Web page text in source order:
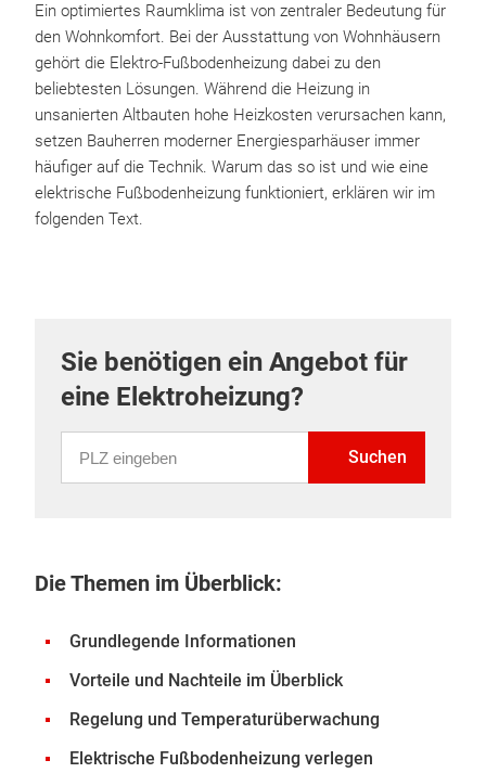
Ein optimiertes Raumklima ist von zentraler Bedeutung für
den Wohnkomfort. Bei der Ausstattung von Wohnhäusern
gehört die Elektro-Fußbodenheizung dabei zu den
beliebtesten Lösungen. Während die Heizung in
unsanierten Altbauten hohe Heizkosten verursachen kann,
setzen Bauherren moderner Energiesparhäuser immer
häufiger auf die Technik. Warum das so ist und wie eine
elektrische Fußbodenheizung funktioniert, erklären wir im
folgenden Text.
Sie benötigen ein Angebot für
eine Elektroheizung?
Suchen
Die Themen im Überblick:
Grundlegende Informationen
Vorteile und Nachteile im Überblick
Regelung und Temperaturüberwachung
Elektrische Fußbodenheizung verlegen